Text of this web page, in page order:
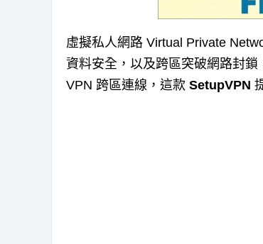
虛擬私人網路 Virtual Private
資料安全，以及跨區突破網路封
VPN 跨區連線，這款 SetupVPN